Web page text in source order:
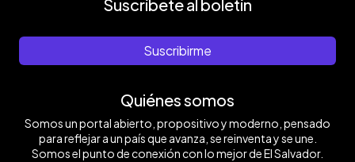
Suscríbete al boletín
Suscribirme
Quiénes somos
Somos un portal abierto, propositivo y moderno, pensado
para reflejar a un país que avanza, se reinventa y se une.
Somos el punto de conexión con lo mejor de El Salvador.